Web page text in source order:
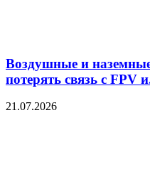
Воздушные и
потерять связь с FPV
21.07.2026